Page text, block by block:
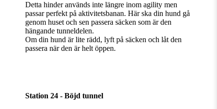
Detta hinder används inte längre inom agility men
passar perfekt på aktivitetsbanan. Här ska din hund gå
genom huset och sen passera säcken som är den
hängande tunneldelen.
Om din hund är lite rädd, lyft på säcken och låt den
passera när den är helt öppen.
Station 24 - Böjd tunnel